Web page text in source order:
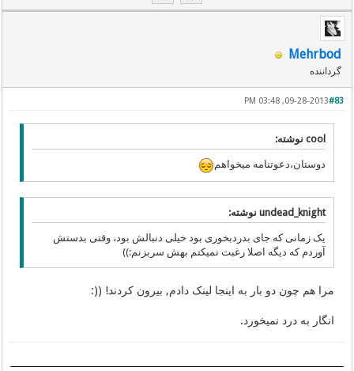
Mehrbod
گرداننده
#83
09-28-2013, 03:48 PM
cool نوشته:
دوستان،دعوتنامه میخواهم
undead_knight نوشته:
یک زمانی که جای بدردبخوری بود خیلی دنبالش بود، وقتی بدستش
آوردم که دیگه اصلا رغبت نمیکنم بهش سربزنم:))
مرا هم چون دو بار به اینجا لینک دادم, بیرون کردند! ((:
انگار به درد نمیخورد.